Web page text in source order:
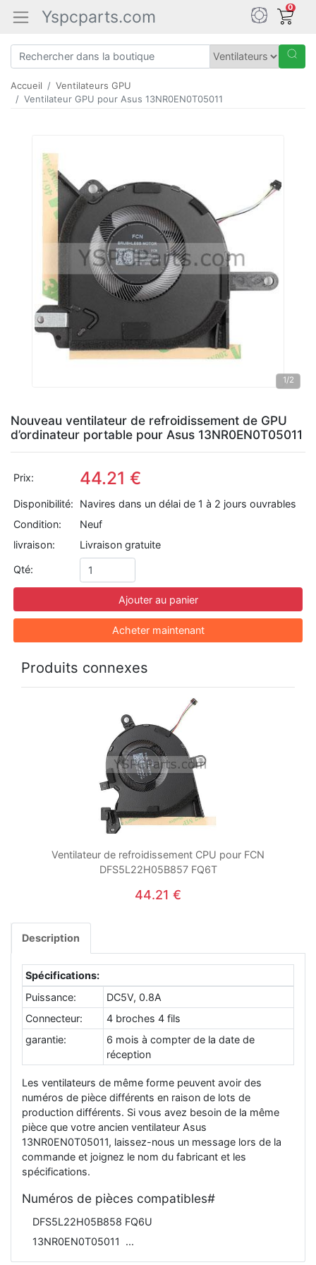
Yspcparts.com 0
Accueil
Ventilateurs GPU
Ventilateur GPU pour Asus 13NR0EN0T05011
1/2
Nouveau ventilateur de refroidissement de GPU
d’ordinateur portable pour Asus 13NR0EN0T05011
Prix: 44.21 €
Disponibilité:
Navires dans un délai de 1 à 2 jours ouvrables
Condition:
Neuf
livraison:
Livraison gratuite
Qté:
Ajouter au panier
Acheter maintenant
Produits connexes
Ventilateur de refroidissement CPU pour FCN
DFS5L22H05B857 FQ6T
44.21 €
Description
Spécifications:
Puissance:
DC5V, 0.8A
Connecteur:
4 broches 4 fils
garantie:
6 mois à compter de la date de
réception
Les ventilateurs de même forme peuvent avoir des
numéros de pièce différents en raison de lots de
production différents. Si vous avez besoin de la même
pièce que votre ancien ventilateur Asus
13NR0EN0T05011, laissez-nous un message lors de la
commande et joignez le nom du fabricant et les
spécifications.
Numéros de pièces compatibles#
DFS5L22H05B858 FQ6U
13NR0EN0T05011